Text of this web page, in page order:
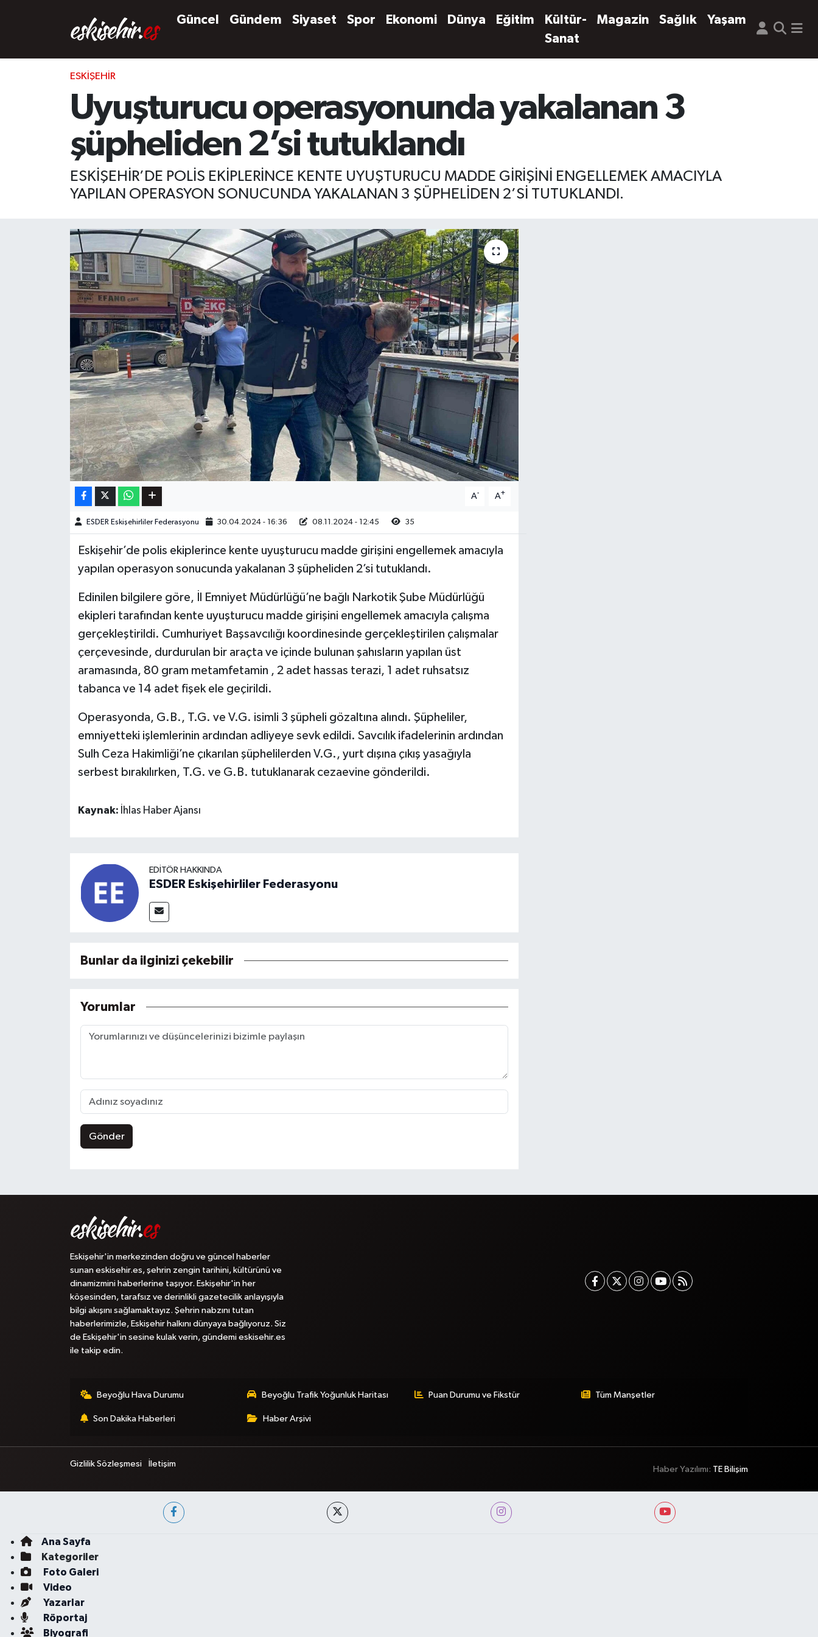
Güncel Gündem Siyaset Spor Ekonomi Dünya Eğitim
Kültür-
Sanat
Magazin Sağlık Yaşam
ESKIŞEHIR
Uyuşturucu operasyonunda yakalanan 3
şüpheliden 2’si tutuklandı
ESKİŞEHİR’DE POLİS EKİPLERİNCE KENTE UYUŞTURUCU MADDE GİRİŞİNİ ENGELLEMEK AMACIYLA
YAPILAN OPERASYON SONUCUNDA YAKALANAN 3 ŞÜPHELİDEN 2’Sİ TUTUKLANDI.
A- A+
ESDER Eskişehirliler Federasyonu 30.04.2024 - 16:36 08.11.2024 - 12:45 35
Eskişehir’de polis ekiplerince kente uyuşturucu madde girişini engellemek amacıyla
yapılan operasyon sonucunda yakalanan 3 şüpheliden 2’si tutuklandı.
Edinilen bilgilere göre, İl Emniyet Müdürlüğü’ne bağlı Narkotik Şube Müdürlüğü
ekipleri tarafından kente uyuşturucu madde girişini engellemek amacıyla çalışma
gerçekleştirildi. Cumhuriyet Başsavcılığı koordinesinde gerçekleştirilen çalışmalar
çerçevesinde, durdurulan bir araçta ve içinde bulunan şahısların yapılan üst
aramasında, 80 gram metamfetamin , 2 adet hassas terazi, 1 adet ruhsatsız
tabanca ve 14 adet fişek ele geçirildi.
Operasyonda, G.B., T.G. ve V.G. isimli 3 şüpheli gözaltına alındı. Şüpheliler,
emniyetteki işlemlerinin ardından adliyeye sevk edildi. Savcılık ifadelerinin ardından
Sulh Ceza Hakimliği’ne çıkarılan şüphelilerden V.G., yurt dışına çıkış yasağıyla
serbest bırakılırken, T.G. ve G.B. tutuklanarak cezaevine gönderildi.
Kaynak: İhlas Haber Ajansı
EDITÖR HAKKINDA
ESDER Eskişehirliler Federasyonu
Bunlar da ilginizi çekebilir
Yorumlar
Gönder
Eskişehir'in merkezinden doğru ve güncel haberler
sunan eskisehir.es, şehrin zengin tarihini, kültürünü ve
dinamizmini haberlerine taşıyor. Eskişehir'in her
köşesinden, tarafsız ve derinlikli gazetecilik anlayışıyla
bilgi akışını sağlamaktayız. Şehrin nabzını tutan
haberlerimizle, Eskişehir halkını dünyaya bağlıyoruz. Siz
de Eskişehir'in sesine kulak verin, gündemi eskisehir.es
ile takip edin.
Beyoğlu Hava Durumu Beyoğlu Trafik Yoğunluk Haritası Puan Durumu ve Fikstür Tüm Manşetler
Son Dakika Haberleri Haber Arşivi
Gizlilik Sözleşmesi İletişim
Haber Yazılımı: TE Bilişim
Ana Sayfa
Kategoriler
Foto Galeri
Video
Yazarlar
Röportaj
Biyografi